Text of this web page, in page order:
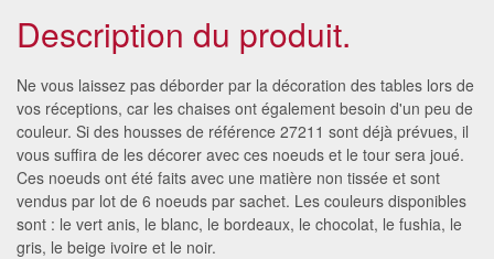
Description du produit.
Ne vous laissez pas déborder par la décoration des tables lors de
vos réceptions, car les chaises ont également besoin d'un peu de
couleur. Si des housses de référence 27211 sont déjà prévues, il
vous suffira de les décorer avec ces noeuds et le tour sera joué.
Ces noeuds ont été faits avec une matière non tissée et sont
vendus par lot de 6 noeuds par sachet. Les couleurs disponibles
sont : le vert anis, le blanc, le bordeaux, le chocolat, le fushia, le
gris, le beige ivoire et le noir.